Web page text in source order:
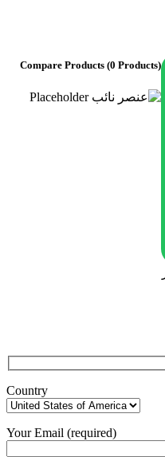
Compare Products (0 Products)
Country
Your Email (required)